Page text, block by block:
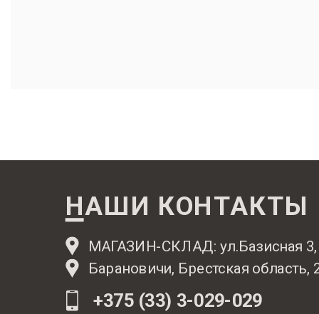
Толщина стали: 0,5 мм, 0,8 мм, 1 мм.
НАШИ КОНТАКТЫ
МАГАЗИН-СКЛАД: ул.Базисная 3,
Барановичи, Брестская область,
+375 (33) 3-029-029